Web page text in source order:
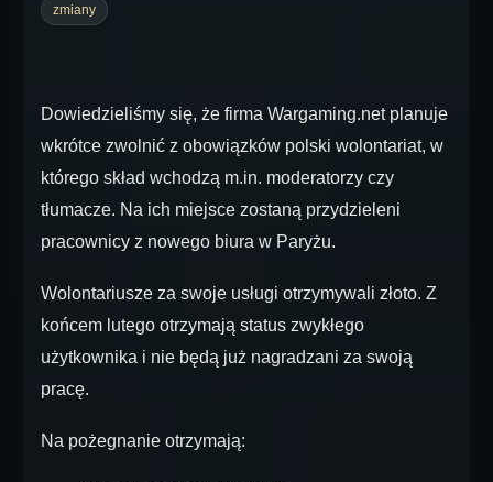
zmiany
Dowiedzieliśmy się, że firma Wargaming.net planuje
wkrótce zwolnić z obowiązków polski wolontariat, w
którego skład wchodzą m.in. moderatorzy czy
tłumacze. Na ich miejsce zostaną przydzieleni
pracownicy z nowego biura w Paryżu.
Wolontariusze za swoje usługi otrzymywali złoto. Z
końcem lutego otrzymają status zwykłego
użytkownika i nie będą już nagradzani za swoją
pracę.
Na pożegnanie otrzymają: